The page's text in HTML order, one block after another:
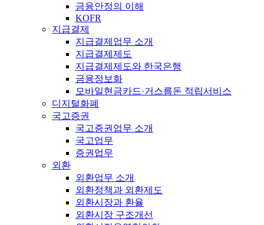
금융안정의 이해
KOFR
지급결제
지급결제업무 소개
지급결제제도
지급결제제도와 한국은행
금융정보화
모바일현금카드·거스름돈 적립서비스
디지털화폐
국고증권
국고증권업무 소개
국고업무
증권업무
외환
외환업무 소개
외환정책과 외환제도
외환시장과 환율
외환시장 구조개선